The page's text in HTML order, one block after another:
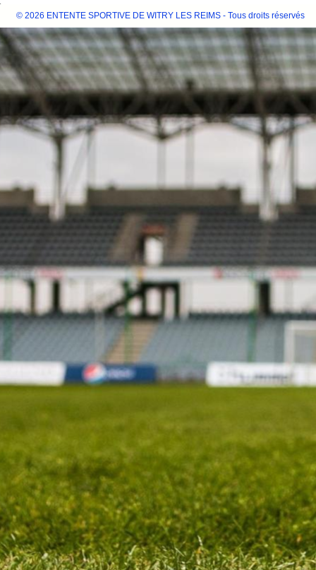
© 2026 ENTENTE SPORTIVE DE WITRY LES REIMS - Tous droits réservés